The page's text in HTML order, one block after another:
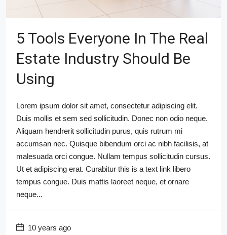
5 Tools Everyone In The Real
Estate Industry Should Be
Using
Lorem ipsum dolor sit amet, consectetur adipiscing elit.
Duis mollis et sem sed sollicitudin. Donec non odio neque.
Aliquam hendrerit sollicitudin purus, quis rutrum mi
accumsan nec. Quisque bibendum orci ac nibh facilisis, at
malesuada orci congue. Nullam tempus sollicitudin cursus.
Ut et adipiscing erat. Curabitur this is a text link libero
tempus congue. Duis mattis laoreet neque, et ornare
neque...
10 years ago